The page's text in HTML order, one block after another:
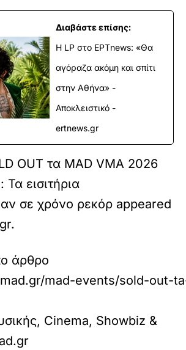
Διαβάστε επίσης:
Η LP στο EΡΤnews: «Θα
αγόραζα ακόμη και σπίτι
στην Αθήνα» -
Αποκλειστικό -
ertnews.gr
OUT τα MAD VMA 2026
εισιτήρια
σε χρόνο ρεκόρ appeared
άρθρο
mad-events/sold-out-
Cinema, Showbiz &